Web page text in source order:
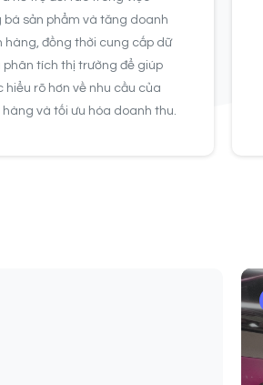
bá sản phẩm và tăng doanh
hàng, đồng thời cung cấp dữ
phân tích thị trường để giúp
hiểu rõ hơn về nhu cầu của
hàng và tối ưu hóa doanh thu.